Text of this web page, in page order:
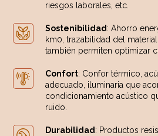
riesgos laborales, etc.
Sostenibilidad: Ahorro
km0, trazabilidad del
también permiten optimizar
Confort: Confor térmico,
adecuado, iluminaria que
condicionamiento acústico
ruido.
Durabilidad: Productos